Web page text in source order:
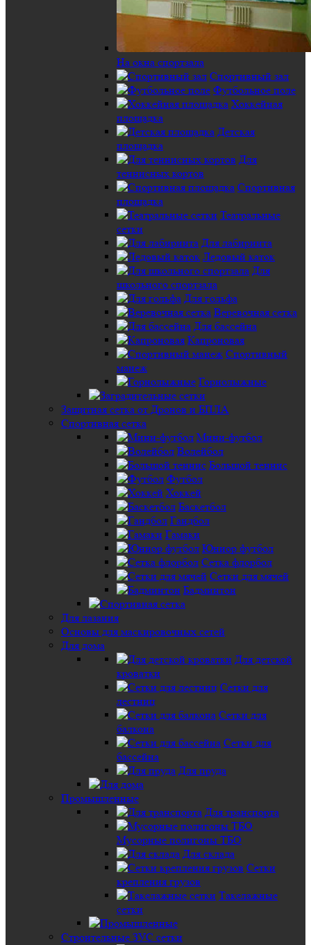
На окна спортзала
Спортивный зал
Футбольное поле
Хоккейная
площадка
Детская
площадка
Для
теннисных кортов
Спортивная
площадка
Театральные
сетки
Для лабиринта
Ледовый каток
Для
школьного спортзала
Для гольфа
Веревочная сетка
Для бассейна
Капроновая
Спортивный
манеж
Горнолыжные
Защитная сетка от Дронов и БПЛА
Спортивная сетка
Мини-футбол
Волейбол
Большой теннис
Футбол
Хоккей
Баскетбол
Гандбол
Гамаки
Юниор футбол
Сетка флорбол
Сетки для мячей
Бадминтон
Для лазания
Основы для маскировочных сетей
Для дома
Для детской
кроватки
Сетки для
лестниц
Сетки для
балкона
Сетки для
бассейна
Для пруда
Промышленные
Для транспорта
Мусорные полигоны ТБО
Для склада
Сетки
крепления грузов
Такелажные
сетки
Строительные ЗУС сетки